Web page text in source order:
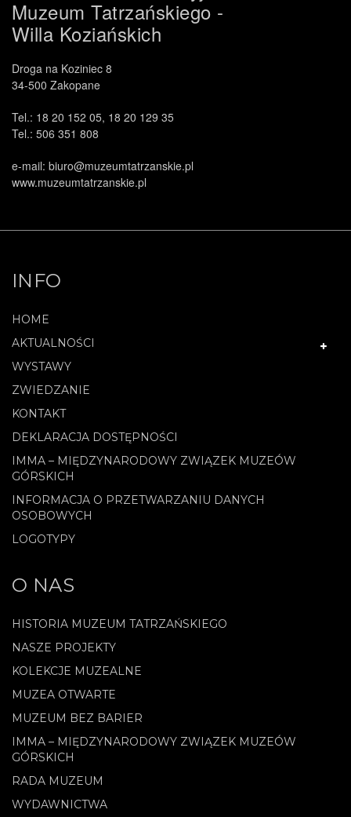
Muzeum Tatrzańskiego -
Willa Koziańskich
Droga na Koziniec 8
34-500 Zakopane
Tel.: 18 20 152 05, 18 20 129 35
Tel.: 506 351 808
e-mail: biuro@muzeumtatrzanskie.pl
www.muzeumtatrzanskie.pl
INFO
HOME
AKTUALNOŚCI
WYSTAWY
ZWIEDZANIE
KONTAKT
DEKLARACJA DOSTĘPNOŚCI
IMMA – MIĘDZYNARODOWY ZWIĄZEK MUZEÓW
GÓRSKICH
INFORMACJA O PRZETWARZANIU DANYCH
OSOBOWYCH
LOGOTYPY
O NAS
HISTORIA MUZEUM TATRZAŃSKIEGO
NASZE PROJEKTY
KOLEKCJE MUZEALNE
MUZEA OTWARTE
MUZEUM BEZ BARIER
IMMA – MIĘDZYNARODOWY ZWIĄZEK MUZEÓW
GÓRSKICH
RADA MUZEUM
WYDAWNICTWA